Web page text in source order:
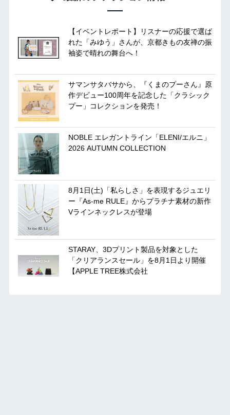
【イベントレポート】リスナーの応援で選ば
れた「みゆう」さんが、京都きもの友禅の振
袖姿で晴れの舞台へ！
サマンサタバサから、『くまのプーさん』原
作デビュー100周年を記念した「クラシック
プー」コレクションを発売！
NOBLE エレガントライン「ELENI/エルニ」
2026 AUTUMN COLLECTION
8月1日(土)「私らしさ」を表現するジュエリ
ー『As-me RULE』からプラチナ素材の新作
Vラインネックレスが登場
STARAY、3Dプリント製品を対象とした
「クリアランスセール」を8月1日より開催
【APPLE TREE株式会社